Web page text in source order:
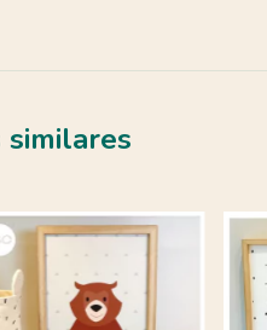
similares